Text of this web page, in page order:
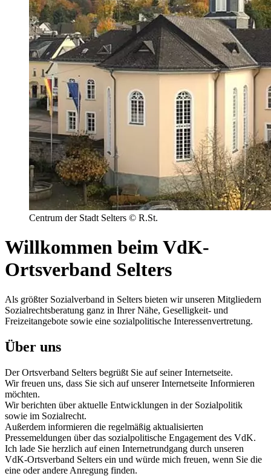
Centrum der Stadt Selters © R.St.
Willkommen beim VdK-
Ortsverband Selters
Als größter Sozialverband in Selters bieten wir unseren Mitgliedern
Sozialrechtsberatung ganz in Ihrer Nähe, Geselligkeit- und
Freizeitangebote sowie eine sozialpolitische Interessenvertretung.
Über uns
Der Ortsverband Selters begrüßt Sie auf seiner Internetseite.
Wir freuen uns, dass Sie sich auf unserer Internetseite Informieren
möchten.
Wir berichten über aktuelle Entwicklungen in der Sozialpolitik
sowie im Sozialrecht.
Außerdem informieren die regelmäßig aktualisierten
Pressemeldungen über das sozialpolitische Engagement des VdK.
Ich lade Sie herzlich auf einen Internetrundgang durch unseren
VdK-Ortsverband Selters ein und würde mich freuen, wenn Sie die
eine oder andere Anregung finden.